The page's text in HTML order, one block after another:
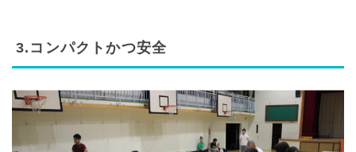
3.コンパクトかつ安全